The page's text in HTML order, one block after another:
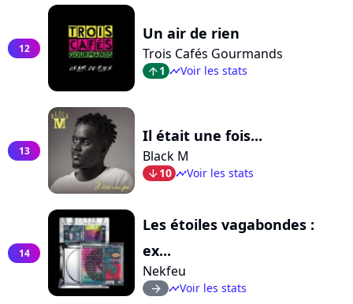
12
Un air de rien
Trois Cafés Gourmands
arrow_top1 timelineVoir les stats
13
Il était une fois...
Black M
arrow_bot10 timelineVoir les stats
14
Les étoiles vagabondes :
ex...
Nekfeu
arrow_right timelineVoir les stats